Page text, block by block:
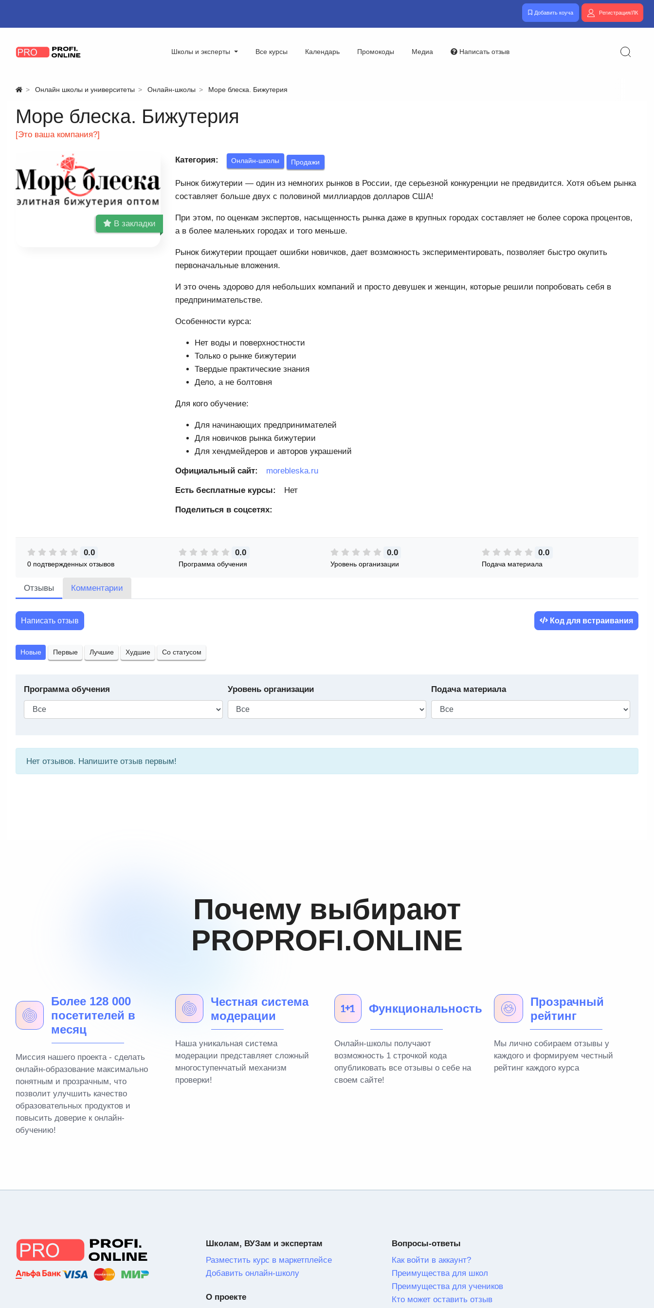
Добавить коуча Регистрация/ЛК
Школы и эксперты Все курсы Календарь Промокоды Медиа Написать отзыв
Онлайн школы и университеты Онлайн-школы Море блеска. Бижутерия
Море блеска. Бижутерия
[Это ваша компания?]
В закладки
Категория: Онлайн-школы Продажи
Рынок бижутерии — один из немногих рынков в России, где серьезной конкуренции не предвидится. Хотя объем рынка
составляет больше двух с половиной миллиардов долларов США!
При этом, по оценкам экспертов, насыщенность рынка даже в крупных городах составляет не более сорока процентов,
а в более маленьких городах и того меньше.
Рынок бижутерии прощает ошибки новичков, дает возможность экспериментировать, позволяет быстро окупить
первоначальные вложения.
И это очень здорово для небольших компаний и просто девушек и женщин, которые решили попробовать себя в
предпринимательстве.
Особенности курса:
Нет воды и поверхностности
Только о рынке бижутерии
Твердые практические знания
Дело, а не болтовня
Для кого обучение:
Для начинающих предпринимателей
Для новичков рынка бижутерии
Для хендмейдеров и авторов украшений
Официальный сайт: morebleska.ru
Есть бесплатные курсы: Нет
Поделиться в соцсетях:
0.0
0 подтвержденных отзывов
0.0
Программа обучения
0.0
Уровень организации
0.0
Подача материала
Отзывы Комментарии
Написать отзыв Код для встраивания
Новые Первые Лучшие Худшие Со статусом
Программа обучения Уровень организации Подача материала
Нет отзывов. Напишите отзыв первым!
Почему выбирают
PROPROFI.ONLINE
Более 128 000
посетителей в
месяц
Миссия нашего проекта - сделать
онлайн-образование максимально
понятным и прозрачным, что
позволит улучшить качество
образовательных продуктов и
повысить доверие к онлайн-
обучению!
Честная система
модерации
Наша уникальная система
модерации представляет сложный
многоступенчатый механизм
проверки!
Функциональность
Онлайн-школы получают
возможность 1 строчкой кода
опубликовать все отзывы о себе на
своем сайте!
Прозрачный
рейтинг
Мы лично собираем отзывы у
каждого и формируем честный
рейтинг каждого курса
Школам, ВУЗам и экспертам
Разместить курс в маркетплейсе
Добавить онлайн-школу
О проекте
Вопросы-ответы
Как войти в аккаунт?
Преимущества для школ
Преимущества для учеников
Кто может оставить отзыв